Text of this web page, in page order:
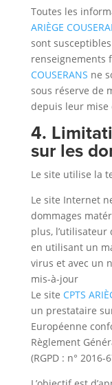
Toutes les
ARIÈGE
sont
renseignements
COUSERANS ne
sous réserve de
depuis leur mise
4.
sur les
Le site utilise la
Le site Internet
dommages
plus, l’utilisateur
en utilisant un
virus et avec un
mis-à-jour
Le site CPTS
un prestataire
Européenne
Règlement
(RGPD : n° 2016-